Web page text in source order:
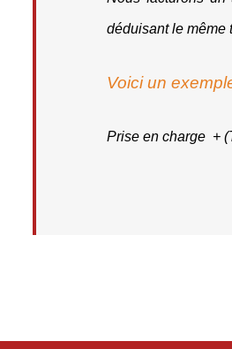
déduisant le même
Voici un
Prise en charge  +